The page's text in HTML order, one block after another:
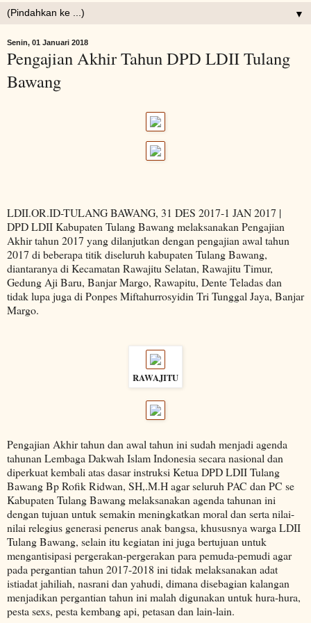
▼
Senin, 01 Januari 2018
Pengajian Akhir Tahun DPD LDII Tulang
Bawang
LDII.OR.ID-TULANG BAWANG, 31 DES 2017-1 JAN 2017 |
DPD LDII Kabupaten Tulang Bawang melaksanakan Pengajian
Akhir tahun 2017 yang dilanjutkan dengan pengajian awal tahun
2017 di beberapa titik diseluruh kabupaten Tulang Bawang,
diantaranya di Kecamatan Rawajitu Selatan, Rawajitu Timur,
Gedung Aji Baru, Banjar Margo, Rawapitu, Dente Teladas dan
tidak lupa juga di Ponpes Miftahurrosyidin Tri Tunggal Jaya, Banjar
Margo.
RAWAJITU
Pengajian Akhir tahun dan awal tahun ini sudah menjadi agenda
tahunan Lembaga Dakwah Islam Indonesia secara nasional dan
diperkuat kembali atas dasar instruksi Ketua DPD LDII Tulang
Bawang Bp Rofik Ridwan, SH,.M.H agar seluruh PAC dan PC se
Kabupaten Tulang Bawang melaksanakan agenda tahunan ini
dengan tujuan untuk semakin meningkatkan moral dan serta nilai-
nilai relegius generasi penerus anak bangsa, khususnya warga LDII
Tulang Bawang, selain itu kegiatan ini juga bertujuan untuk
mengantisipasi pergerakan-pergerakan para pemuda-pemudi agar
pada pergantian tahun 2017-2018 ini tidak melaksanakan adat
istiadat jahiliah, nasrani dan yahudi, dimana disebagian kalangan
menjadikan pergantian tahun ini malah digunakan untuk hura-hura,
pesta sexs, pesta kembang api, petasan dan lain-lain.